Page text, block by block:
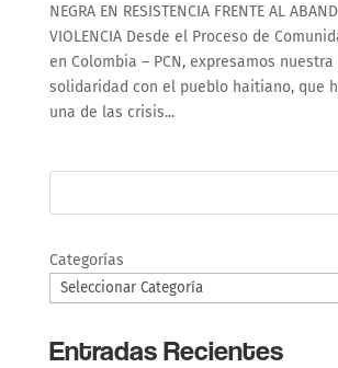
NEGRA EN RESISTENCIA FRENTE AL
VIOLENCIA Desde el Proceso de
en Colombia – PCN, expresamos
solidaridad con el pueblo haitiano, que
una de las crisis...
Categorías
Entradas Recientes